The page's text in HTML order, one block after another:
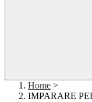
Home >
IMPARARE